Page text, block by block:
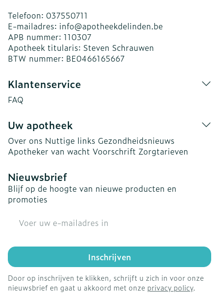
Telefoon: 037550711
E-mailadres: info@apotheekdelinden.be
APB nummer: 110307
Apotheek titularis: Steven Schrauwen
BTW nummer: BE0466165667
Klantenservice
FAQ
Uw apotheek
Over ons Nuttige links Gezondheidsnieuws
Apotheker van wacht Voorschrift Zorgtarieven
Nieuwsbrief
Blijf op de hoogte van nieuwe producten en
promoties
Inschrijven
Door op inschrijven te klikken, schrijft u zich in voor onze
nieuwsbrief en gaat u akkoord met onze privacy policy.